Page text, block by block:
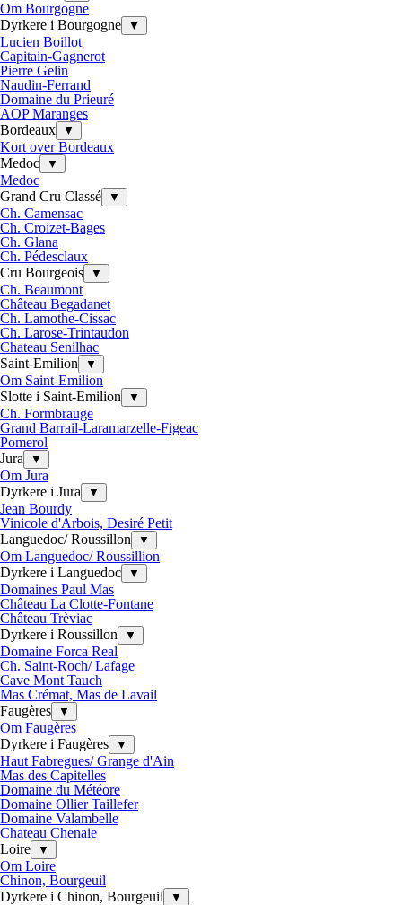
Om Bourgogne
Dyrkere i Bourgogne
▼
Lucien Boillot
Capitain-Gagnerot
Pierre Gelin
Naudin-Ferrand
Domaine du Prieuré
AOP Maranges
Bordeaux
▼
Kort over Bordeaux
Medoc
▼
Medoc
Grand Cru Classé
▼
Ch. Camensac
Ch. Croizet-Bages
Ch. Glana
Ch. Pédesclaux
Cru Bourgeois
▼
Ch. Beaumont
Château Begadanet
Ch. Lamothe-Cissac
Ch. Larose-Trintaudon
Chateau Senilhac
Saint-Emilion
▼
Om Saint-Emilion
Slotte i Saint-Emilion
▼
Ch. Formbrauge
Grand Barrail-Laramarzelle-Figeac
Pomerol
Jura
▼
Om Jura
Dyrkere i Jura
▼
Jean Bourdy
Vinicole d'Arbois, Desiré Petit
Languedoc/ Roussillon
▼
Om Languedoc/ Roussillion
Dyrkere i Languedoc
▼
Domaines Paul Mas
Château La Clotte-Fontane
Château Trèviac
Dyrkere i Roussillon
▼
Domaine Forca Real
Ch. Saint-Roch/ Lafage
Cave Mont Tauch
Mas Crémat, Mas de Lavail
Faugères
▼
Om Faugères
Dyrkere i Faugères
▼
Haut Fabregues/ Grange d'Ain
Mas des Capitelles
Domaine du Météore
Domaine Ollier Taillefer
Domaine Valambelle
Chateau Chenaie
Loire
▼
Om Loire
Chinon, Bourgeuil
Dyrkere i Chinon, Bourgeuil
▼